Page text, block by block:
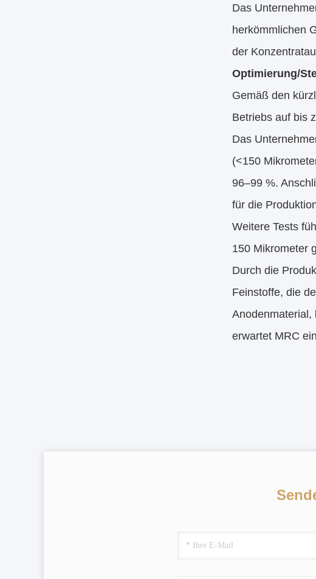
Das
herkömmlichen
der
Optimierung/
Gemäß den
Betriebs auf bis
Das
(<150
96–99 %.
für die
Weitere Tests
150 Mikrometer
Durch die
Feinstoffe, die
Anodenmaterial,
erwartet MRC